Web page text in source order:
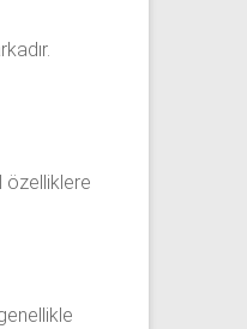
özelliklere